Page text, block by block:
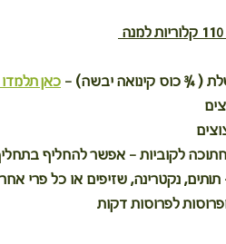
כאן
תותים, נקטרינה, שזיפים או כל פרי
לפרוסות דקות